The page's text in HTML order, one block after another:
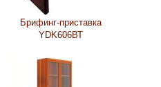
Брифинг-приставка
YDK606ВТ